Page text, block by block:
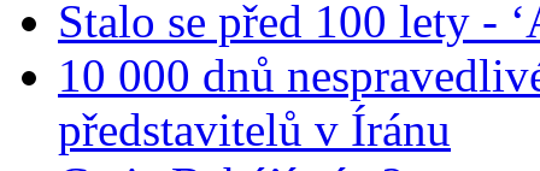
Stalo se před 100 lety -
10 000 dnů
představitelů v Íránu